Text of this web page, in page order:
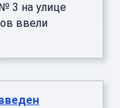
3 на улице
ввели